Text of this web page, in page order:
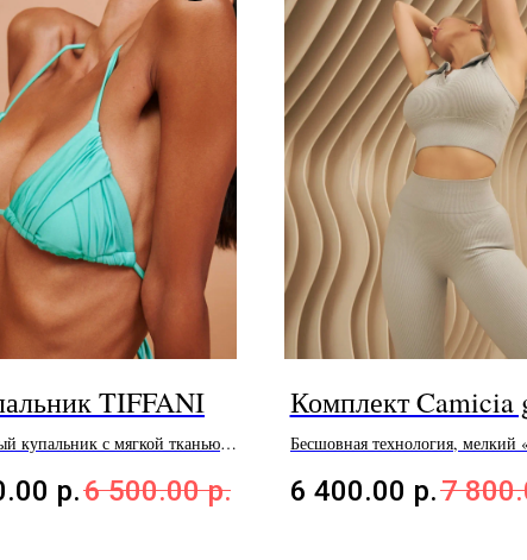
TIFFANI
купальник с мягкой тканью с
р.6 500.00 р.
Комплект Camicia
Бесшовная технология, мелкий
6 400.00 р.7